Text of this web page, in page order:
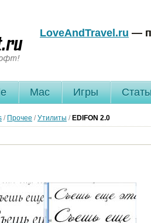
LoveAndTravel.ru —
Mac Игры
/ Прочее / Утилиты / EDIFON 2.0